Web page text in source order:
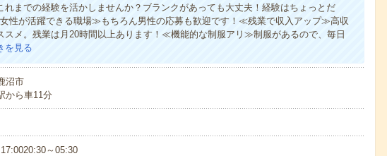
までの経験を活かしませんか？ブランクがあっても大丈夫！経験はちょっとだ
性が活躍できる職場≫もちろん男性の応募も歓迎です！≪残業で収入アップ≫高収
スメ。残業は月20時間以上あります！≪機能的な制服アリ≫制服があるので、毎日
を見る
沼市
から車11分
～05:30